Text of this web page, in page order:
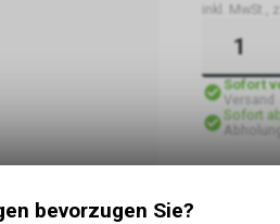
inkl. MwSt.,
Sofort
Versand
Sofort
bevorzugen Sie?